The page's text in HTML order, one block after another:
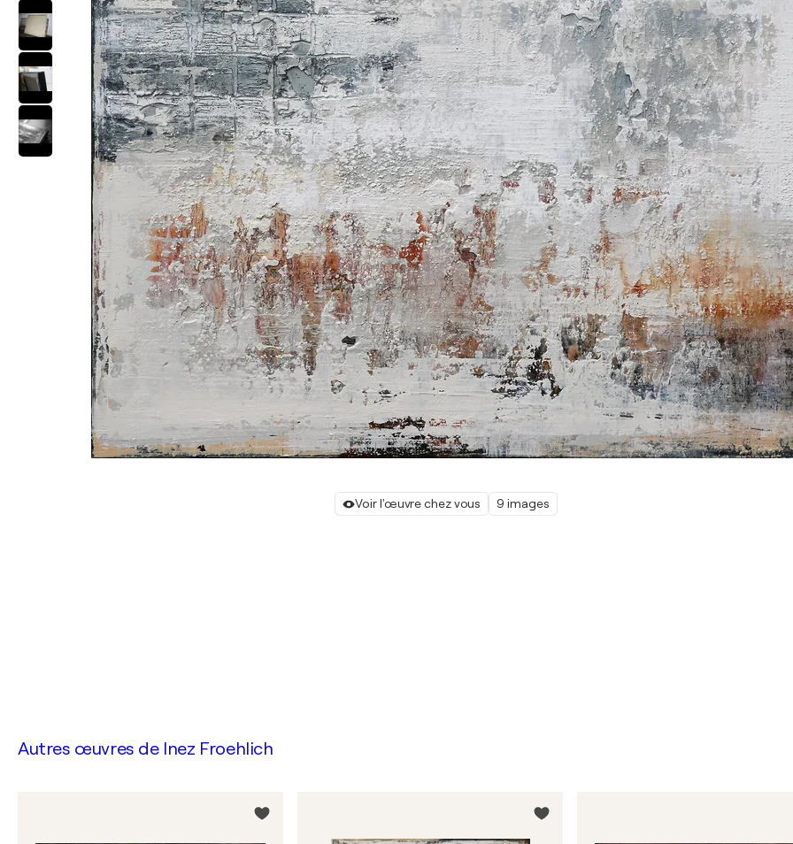
Voir l'œuvre chez vous 9 images
Autres œuvres de Inez Froehlich